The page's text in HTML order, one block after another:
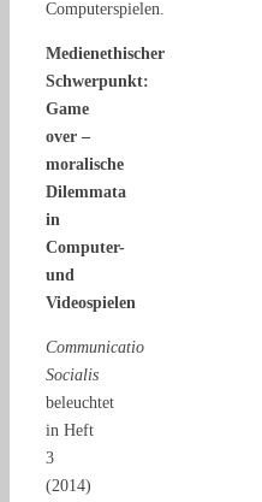
Computerspielen.
Medienethischer
Schwerpunkt:
Game
over –
moralische
Dilemmata
in
Computer-
und
Videospielen
Communicatio
Socialis
beleuchtet
in Heft
3
(2014)